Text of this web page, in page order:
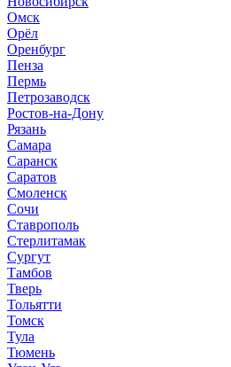
Омск
Орёл
Оренбург
Пенза
Пермь
Петрозаводск
Ростов-на-Дону
Рязань
Самара
Саранск
Саратов
Смоленск
Сочи
Ставрополь
Стерлитамак
Сургут
Тамбов
Тверь
Тольятти
Томск
Тула
Тюмень